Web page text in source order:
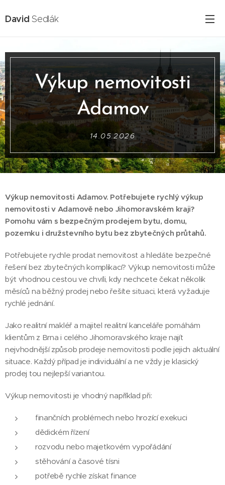
DavidSedlák
Výkup nemovitosti
Adamov
14.05.2026
Výkup nemovitosti Adamov. Potřebujete rychlý výkup
nemovitosti v Adamově nebo Jihomoravském kraji?
Pomohu vám s bezpečným prodejem bytu, domu,
pozemku i družstevního bytu bez zbytečných průtahů.
Potřebujete rychle prodat nemovitost a hledáte bezpečné
řešení bez zbytečných komplikací? Výkup nemovitosti může
být vhodnou cestou ve chvíli, kdy nechcete čekat několik
měsíců na běžný prodej nebo řešíte situaci, která vyžaduje
rychlé jednání.
Jako realitní makléř a majitel realitní kanceláře pomáhám
klientům z Brna i celého Jihomoravského kraje najít
nejvhodnější způsob prodeje nemovitosti podle jejich aktuální
situace. Každý případ je individuální a ne vždy je klasický
prodej tou nejlepší variantou.
Výkup nemovitosti je vhodný například při:
finančních problémech nebo hrozící exekuci
dědickém řízení
rozvodu nebo majetkovém vypořádání
stěhování a časové tísni
potřebě rychle získat finance